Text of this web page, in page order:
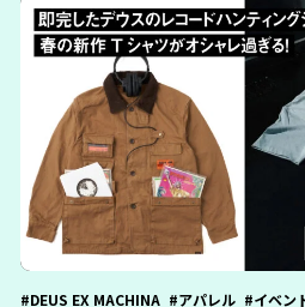
DEUS EX MACHINA アパレル イベン